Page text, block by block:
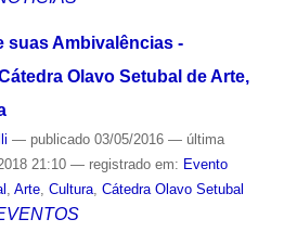
suas Ambivalências -
Olavo Setubal de Arte,
— publicado03/05/2016 — última
21:10 — registrado em: Evento
, Arte, Cultura, Cátedra Olavo Setubal